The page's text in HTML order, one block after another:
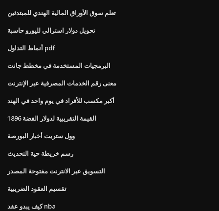
تعلم سوق الأوراق المالية الهندي للمبتدئين
تحويل دولار استرالي لليورو حاسبة
أنماط التداول pdf
البرمجيات المستخدمة في مخطط جانت
معنى رقم الخدمات المصرفية عبر الإنترنت
أكبر مكسب للأفراد في يوم واحد في الهند
القيمة التقريبية لدولار الفضة 1896
وول ستريت أخبار البورصة
رسم خريطة حية التحديث
التسويق عبر الانترنت مفتوحة المصدر
تقسيم العقود الضريبية
كيف يبدو عقد nba